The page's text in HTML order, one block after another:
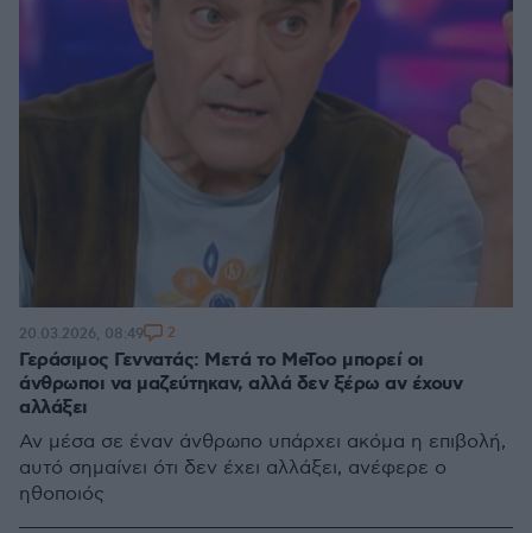
Γεράσιμος Γεννατάς: Μετά το MeToo μπορεί οι
άνθρωποι να μαζεύτηκαν, αλλά δεν ξέρω αν έχουν
αλλάξει
Αν μέσα σε έναν άνθρωπο υπάρχει ακόμα η επιβολή,
αυτό σημαίνει ότι δεν έχει αλλάξει, ανέφερε ο
ηθοποιός
20.03.2026, 08:49 2